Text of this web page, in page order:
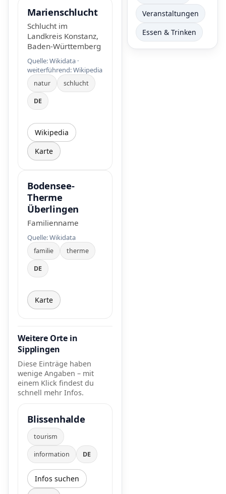
Marienschlucht
Schlucht im
Landkreis Konstanz,
Baden-Württemberg
Quelle: Wikidata ·
weiterführend:Wikipedia
natur schlucht
DE
Wikipedia
Karte
Bodensee-
Therme
Überlingen
Familienname
Quelle: Wikidata
familie therme
DE
Karte
Weitere Orte in
Sipplingen
Diese Einträge haben
wenige Angaben – mit
einem Klick findest du
schnell mehr Infos.
Blissenhalde
tourism
information DE
Infos suchen
Veranstaltungen
Essen & Trinken